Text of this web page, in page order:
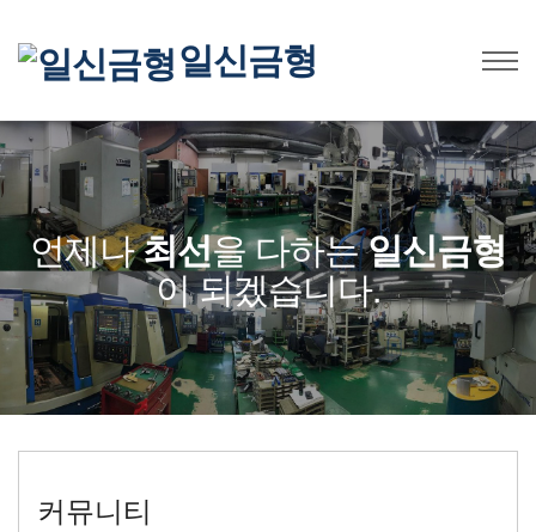
일신금형
언제나최선을 다하는일신금형
이 되겠습니다.
커뮤니티